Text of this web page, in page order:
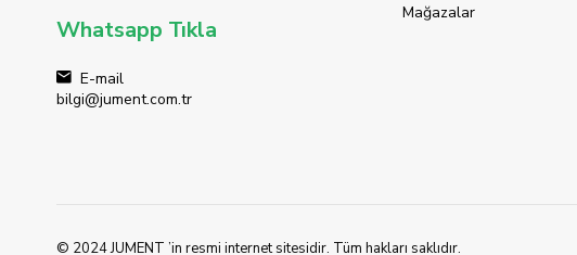
Whatsapp Tıkla
E-mail
bilgi@jument.com.tr
Mağazalar
© 2024 JUMENT ’in resmi internet sitesidir. Tüm hakları saklıdır.